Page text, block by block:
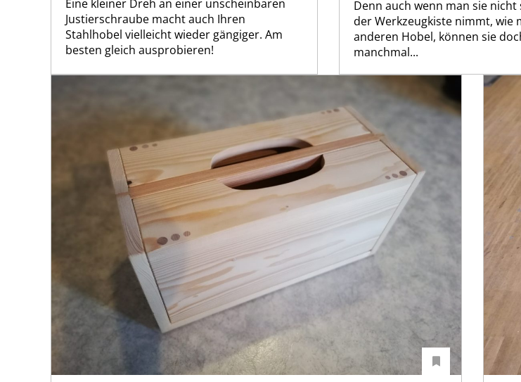
Eine kleiner Dreh an einer unscheinbaren
Justierschraube macht auch Ihren
Stahlhobel vielleicht wieder gängiger. Am
besten gleich ausprobieren!
Denn auch wenn man sie nicht
der Werkzeugkiste nimmt, wie
anderen Hobel, können sie
manchmal...